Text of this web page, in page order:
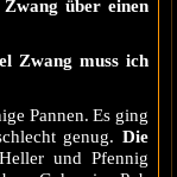
über einen
Zwang muss ich
Pannen. Es ging
genug. Die
und Pfennig